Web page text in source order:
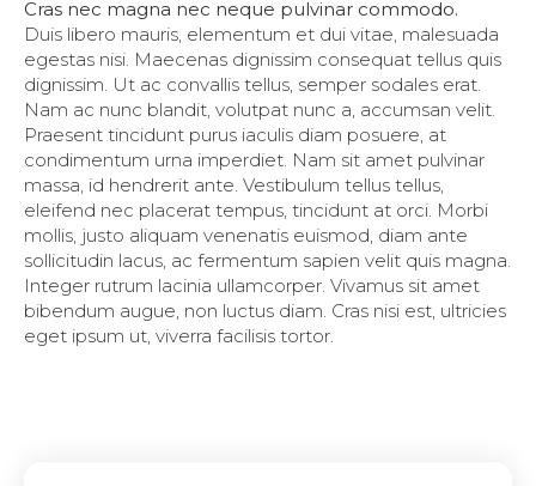
Cras nec magna nec neque pulvinar commodo.
Duis libero mauris, elementum et dui vitae, malesuada
egestas nisi. Maecenas dignissim consequat tellus quis
dignissim. Ut ac convallis tellus, semper sodales erat.
Nam ac nunc blandit, volutpat nunc a, accumsan velit.
Praesent tincidunt purus iaculis diam posuere, at
condimentum urna imperdiet. Nam sit amet pulvinar
massa, id hendrerit ante. Vestibulum tellus tellus,
eleifend nec placerat tempus, tincidunt at orci. Morbi
mollis, justo aliquam venenatis euismod, diam ante
sollicitudin lacus, ac fermentum sapien velit quis magna.
Integer rutrum lacinia ullamcorper. Vivamus sit amet
bibendum augue, non luctus diam. Cras nisi est, ultricies
eget ipsum ut, viverra facilisis tortor.